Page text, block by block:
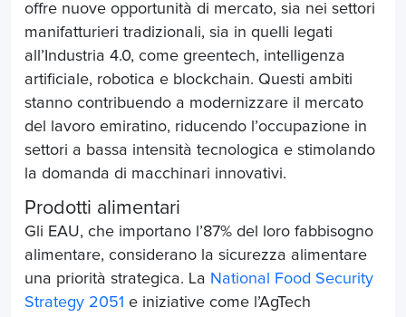
offre nuove opportunità di mercato, sia nei settori
manifatturieri tradizionali, sia in quelli legati
all’Industria 4.0, come greentech, intelligenza
artificiale, robotica e blockchain. Questi ambiti
stanno contribuendo a modernizzare il mercato
del lavoro emiratino, riducendo l’occupazione in
settori a bassa intensità tecnologica e stimolando
la domanda di macchinari innovativi.
Prodotti alimentari
Gli EAU, che importano l’87% del loro fabbisogno
alimentare, considerano la sicurezza alimentare
una priorità strategica. La National Food Security
Strategy 2051 e iniziative come l’AgTech